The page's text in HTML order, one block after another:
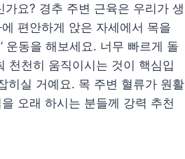
요? 경추 주변 근육은 우리가 생
편안하게 앉은 자세에서 목을
운동을 해보세요. 너무 빠르게 돌
천천히 움직이시는 것이 핵심입
히실 거예요. 목 주변 혈류가 원활
오래 하시는 분들께 강력 추천